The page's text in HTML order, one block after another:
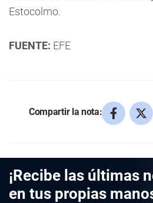
Estocolmo.
FUENTE: EFE
Compartir la nota:
¡Recibe las últimas
en tus propias